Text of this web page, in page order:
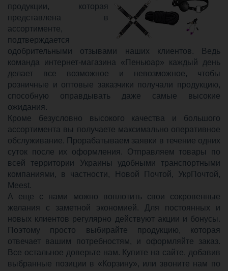
продукции, которая
представлена ​​в
ассортименте,
подтверждается
одобрительными отзывами наших клиентов. Ведь
команда интернет-магазина «Пеньюар» каждый день
делает все возможное и невозможное, чтобы
розничные и оптовые заказчики получали продукцию,
способную оправдывать даже самые высокие
ожидания.
Кроме безусловно высокого качества и большого
ассортимента вы получаете максимально оперативное
обслуживание. Прорабатываем заявки в течение одних
суток после их оформления. Отправляем товары по
всей территории Украины удобными транспортными
компаниями, в частности, Новой Почтой, УкрПочтой,
Meest.
А еще с нами можно воплотить свои сокровенные
желания с заметной экономией. Для постоянных и
новых клиентов регулярно действуют акции и бонусы.
Поэтому просто выбирайте продукцию, которая
отвечает вашим потребностям, и оформляйте заказ.
Все остальное доверьте нам. Купите на сайте, добавив
выбранные позиции в «Корзину», или звоните нам по